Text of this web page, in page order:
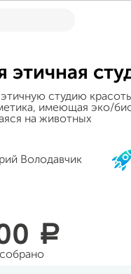
этичная
студию
имеющая эко/
на животных
Володавчик
a